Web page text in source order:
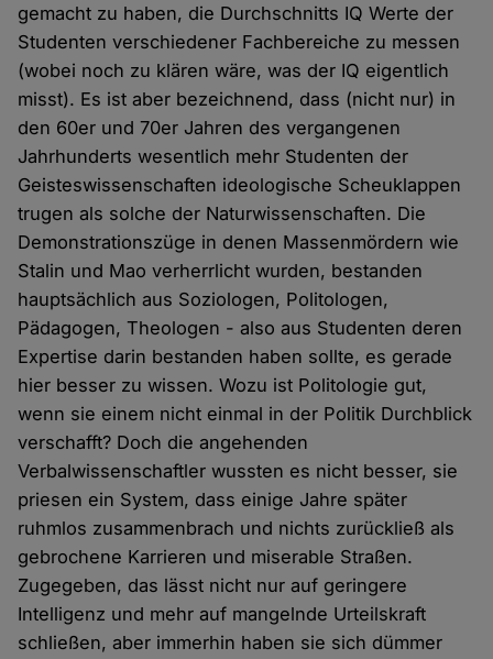
gemacht zu haben, die Durchschnitts IQ Werte der
Studenten verschiedener Fachbereiche zu messen
(wobei noch zu klären wäre, was der IQ eigentlich
misst). Es ist aber bezeichnend, dass (nicht nur) in
den 60er und 70er Jahren des vergangenen
Jahrhunderts wesentlich mehr Studenten der
Geisteswissenschaften ideologische Scheuklappen
trugen als solche der Naturwissenschaften. Die
Demonstrationszüge in denen Massenmördern wie
Stalin und Mao verherrlicht wurden, bestanden
hauptsächlich aus Soziologen, Politologen,
Pädagogen, Theologen - also aus Studenten deren
Expertise darin bestanden haben sollte, es gerade
hier besser zu wissen. Wozu ist Politologie gut,
wenn sie einem nicht einmal in der Politik Durchblick
verschafft? Doch die angehenden
Verbalwissenschaftler wussten es nicht besser, sie
priesen ein System, dass einige Jahre später
ruhmlos zusammenbrach und nichts zurückließ als
gebrochene Karrieren und miserable Straßen.
Zugegeben, das lässt nicht nur auf geringere
Intelligenz und mehr auf mangelnde Urteilskraft
schließen, aber immerhin haben sie sich dümmer